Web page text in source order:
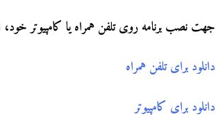
جهت نصب برنامه روی تلفن همراه یا کامپیوتر
دانلود برای تلفن همراه
دانلود برای کامپیوتر